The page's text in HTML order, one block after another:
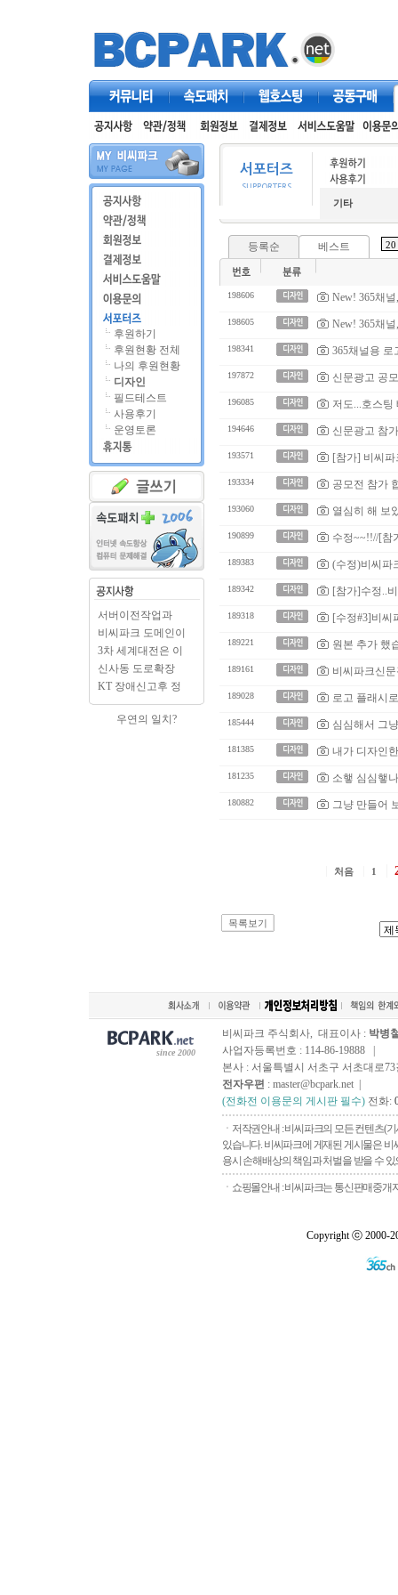
커뮤니티 속도패치 웹호스팅 공동구매
후원하기
후원현황 전체
나의 후원현황
디자인
필드테스트
사용후기
운영토론
서버이전작업과
BCPARK.c..
비씨파크 도메인이
BCPAR..
3차 세계대전은 이
미 시..
신사동 도로확장
출입구..
KT 장애신고후 정
상으로..
우연의 일치?
기타
등록순 베스트
198606 New! 365채
198605 New! 365채
198341 365채널용 로
197872 신문광고 공
196085 저도...호스팅
194646 신문광고 참
193571 [참가] 비씨
193334 공모전 참가
193060 열심히 해 보
190899 수정~~!!//[참
189383 (수정)비씨파
189342 [참가]수정..
189318 [수정#3]비씨
189221 원본 추가 했
189161 비씨파크신
189028 로고 플래시
185444 심심해서 그
181385 내가 디자인
181235 소햏 심심햏
180882 그냥 만들어
처음 1
목록보기
since 2000
비씨파크 주식회사, 대표이사 : 박병
사업자등록번호 : 114-86-19888 |
본사 : 서울특별시 서초구 서초대로73
전자우편 : master@bcpark.net |
(전화전 이용문의 게시판 필수) 전화:
ㆍ저작권안내 : 비씨파크의 모든 컨텐츠(
있습니다. 비씨파크에 게재된 게시물은
용시 손해배상의 책임과 처벌을 받을 수
ㆍ쇼핑몰안내 : 비씨파크는 통신판매중개
Copyright ⓒ 2000-